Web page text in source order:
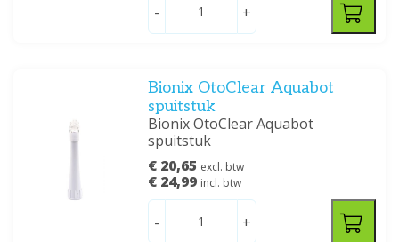
- +
Bionix OtoClear Aquabot
spuitstuk
Bionix OtoClear Aquabot
spuitstuk
€ 20,65 excl. btw
€ 24,99 incl. btw
- +